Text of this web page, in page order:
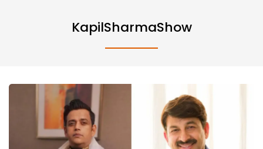
KapilSharmaShow